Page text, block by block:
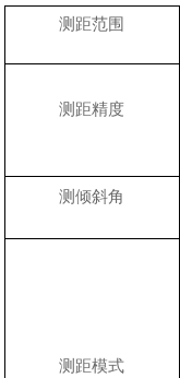
测距范围
测距精度
测倾斜角
测距模式